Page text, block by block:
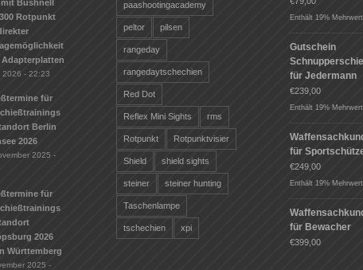
mit Bushnell
Rotpunkt
Adapterplatten
2026 - 22:23
für
Berlin
2026
2025 -
für
2026
Württemberg
2025 -
paashootingacademy
peltor pilsen
rangeday
rangedaytschechien
Red Dot
Reflex Mini Sights rms
Rotpunkt Rotpunktvisier
Shield shield sights
steiner steiner hunting
Taschenlampe
tschechien xpi
Enthält 19%
Gutschein
für Jedermann
€239,00
Enthält 19%
für
€249,00
Enthält 19%
für Bewacher
€399,00